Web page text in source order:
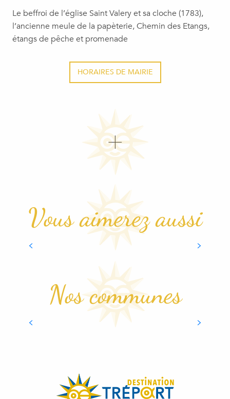
Le beffroi de l’église Saint Valery et sa cloche (1783),
l’ancienne meule de la papèterie, Chemin des Etangs,
étangs de pêche et promenade
HORAIRES DE MAIRIE
Vous aimerez aussi
GASTRONOMIE
LIRE LA SUITE
Nos communes
VALLÉE DE LA BRESLE